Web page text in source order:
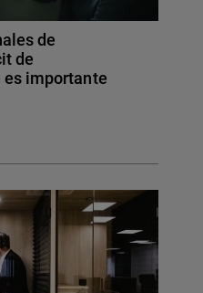
de
de
es importante